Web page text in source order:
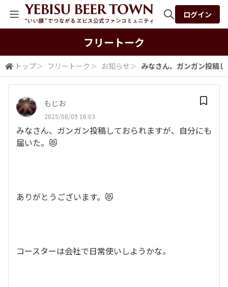
検索
ログイン
フリートーク
トップ＞ フリートーク ＞ お知らせ＞ みなさん、ガンガン投稿
もじお
2025/08/09 16:03
みなさん、ガンガン投稿しておられますが、自分にも
届いた。😻
ありがとうございます。😻
コースターは会社で日常使いしようかな。